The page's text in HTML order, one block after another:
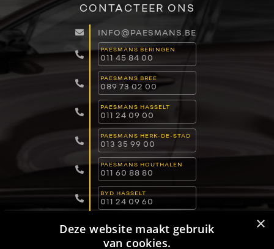
CONTACTEER ONS
INFO@PAESMANS.BE
PAESMANS BERINGEN
011 45 84 00
PAESMANS BREE
089 73 02 00
PAESMANS HASSELT
011 24 09 00
PAESMANS HERK-DE-STAD
013 35 99 00
PAESMANS HOUTHALEN
011 60 88 80
BYD HASSELT
011 24 09 60
011 15 04 00 ×
Deze website maakt gebruik
van cookies.